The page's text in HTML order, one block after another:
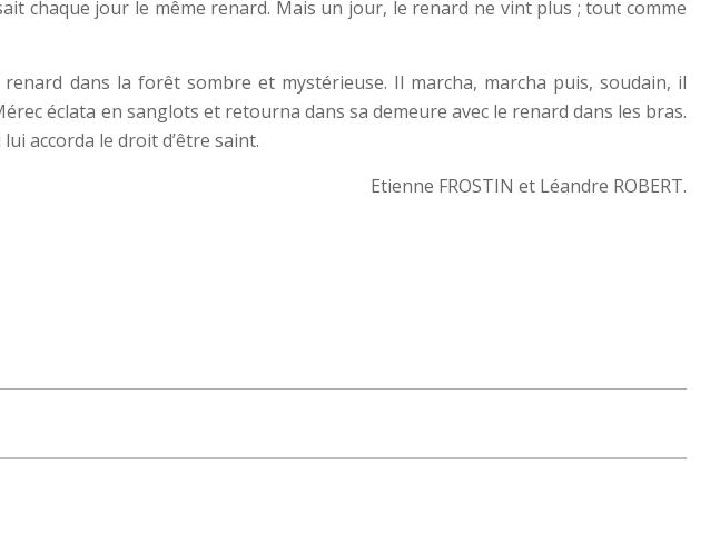
chaque jour le même renard. Mais un jour, le renard ne vint plus ; tout comme
dans la forêt sombre et mystérieuse. Il marcha, marcha puis, soudain, il
éclata en sanglots et retourna dans sa demeure avec le renard dans les bras.
accorda le droit d’être saint.
Etienne FROSTIN et Léandre ROBERT.